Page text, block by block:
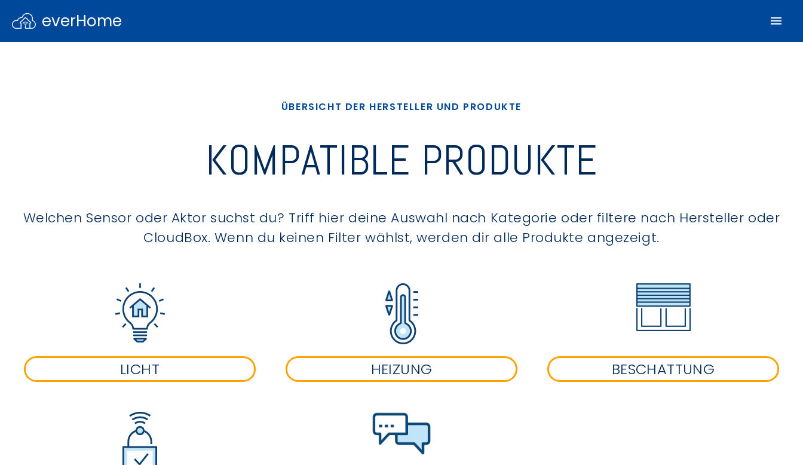
everHome
ÜBERSICHT DER HERSTELLER UND PRODUKTE
KOMPATIBLE PRODUKTE
Welchen Sensor oder Aktor suchst du? Triff hier deine Auswahl nach Kategorie oder filtere nach Hersteller oder
CloudBox. Wenn du keinen Filter wählst, werden dir alle Produkte angezeigt.
LICHT HEIZUNG BESCHATTUNG